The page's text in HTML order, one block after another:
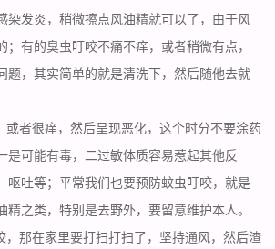
染发炎，稍微擦点风油精就可以了，由于风
；有的臭虫叮咬不痛不痒，或者稍微有点，
题，其实简单的就是清洗下，然后随他去就
者很痒，然后呈现恶化，这个时分不要涂药
是可能有毒，二过敏体质容易惹起其他反
呕吐等；平常我们也要预防蚊虫叮咬，就是
精之类，特别是去野外，要留意维护本人。
那在家里要打扫打扫了，坚持通风，然后渣